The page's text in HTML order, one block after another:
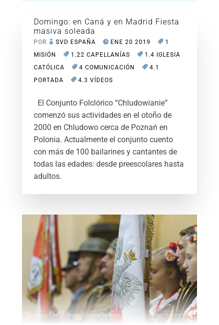
Domingo: en Caná y en Madrid Fiesta
masiva soleada
POR SVD ESPAÑA ENE 20 2019
1
MISIÓN
1.22 CAPELLANÍAS
1.4 IGLESIA
CATÓLICA
4 COMUNICACIÓN
4.1
PORTADA
4.3 VÍDEOS
El Conjunto Folclórico “Chludowianie”
comenzó sus actividades en el otoño de
2000 en Chludowo cerca de Poznań en
Polonia. Actualmente el conjunto cuento
con más de 100 bailarines y cantantes de
todas las edades: desde preescolares hasta
adultos.